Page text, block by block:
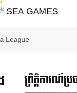
SEA GAMES
ព្រឹត្តិការណ៍ប្